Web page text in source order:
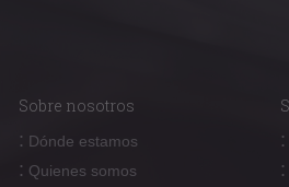
Sobre nosotros
: Dónde estamos
: Quienes somos
:
: